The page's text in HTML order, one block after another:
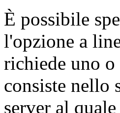
È possibile
l'opzione a
richiede uno
consiste nello
server al